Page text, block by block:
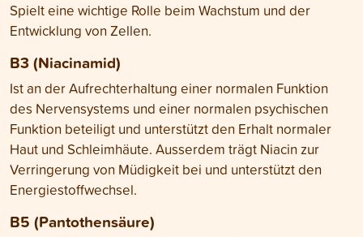
Spielt eine wichtige Rolle beim Wachstum und der
Entwicklung von Zellen.
B3 (Niacinamid)
Ist an der Aufrechterhaltung einer normalen Funktion
des Nervensystems und einer normalen psychischen
Funktion beteiligt und unterstützt den Erhalt normaler
Haut und Schleimhäute. Ausserdem trägt Niacin zur
Verringerung von Müdigkeit bei und unterstützt den
Energiestoffwechsel.
B5 (Pantothensäure)